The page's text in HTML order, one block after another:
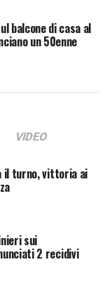
balcone di casa al
un 50enne
VIDEO
il turno, vittoria ai
sui
2 recidivi